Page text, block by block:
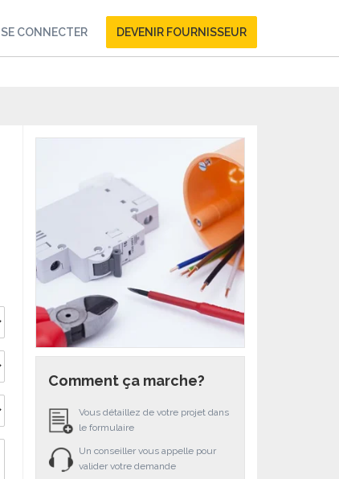
SE CONNECTER DEVENIR FOURNISSEUR
Comment ça marche?
Vous détaillez de votre projet dans
le formulaire
Un conseiller vous appelle pour
valider votre demande